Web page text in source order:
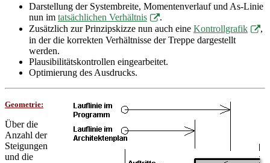
Darstellung der Systembreite, Momentenverlauf und As-Linie
nun im tatsächlichen Verhältnis
.
Zusätzlich zur Prinzipskizze nun auch eine Kontrollgrafik
,
in der die korrekten Verhältnisse der Treppe dargestellt
werden.
Plausibilitätskontrollen eingearbeitet.
Optimierung des Ausdrucks.
Geometrie:
Über die
Anzahl der
Steigungen
und die